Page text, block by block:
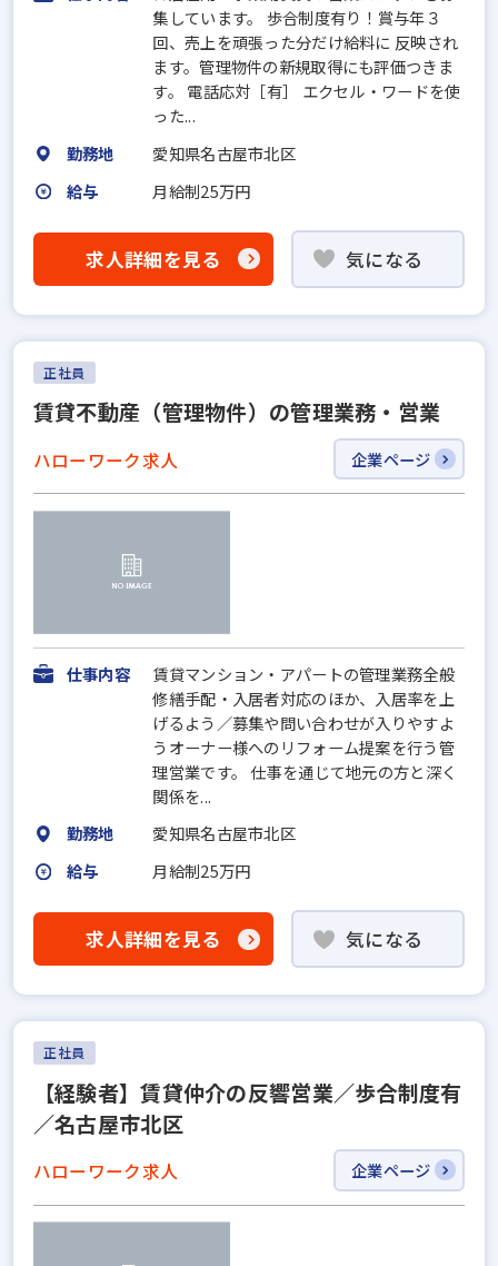
集しています。 歩合制度有り！賞与年３
回、売上を頑張った分だけ給料に 反映され
ます。管理物件の新規取得にも評価つきま
す。 電話応対［有］ エクセル・ワードを使
った...
勤務地
愛知県名古屋市北区
給与
月給制25万円
求人詳細を見る 気になる
正社員
賃貸不動産（管理物件）の管理業務・営業
ハローワーク求人 企業ページ
仕事内容
賃貸マンション・アパートの管理業務全般
修繕手配・入居者対応のほか、入居率を上
げるよう／募集や問い合わせが入りやすよ
うオーナー様へのリフォーム提案を行う管
理営業です。 仕事を通じて地元の方と深く
関係を...
勤務地
愛知県名古屋市北区
給与
月給制25万円
求人詳細を見る 気になる
正社員
【経験者】賃貸仲介の反響営業／歩合制度有
／名古屋市北区
ハローワーク求人 企業ページ